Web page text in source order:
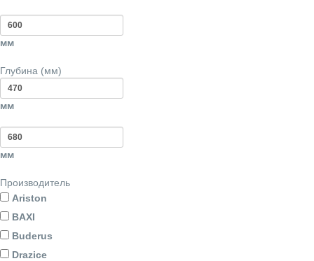
мм
Глубина (мм)
мм
мм
Производитель
Ariston
BAXI
Buderus
Drazice